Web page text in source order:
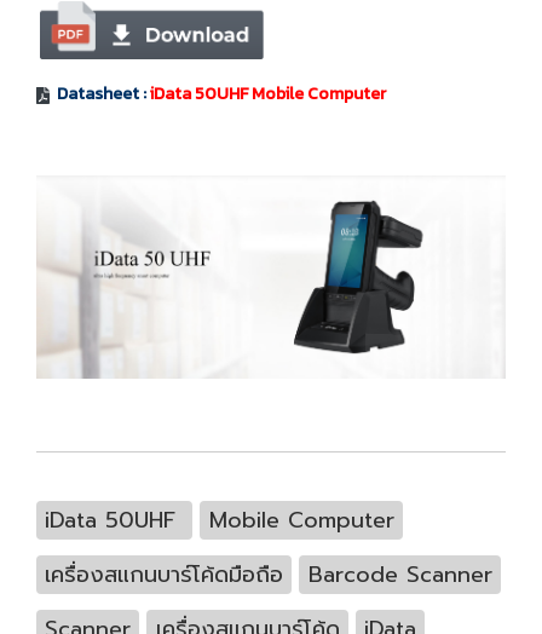
Datasheet :iData 50UHF Mobile Computer
iData 50UHF
Mobile Computer
เครื่องสแกนบาร์โค้ดมือถือ
Barcode Scanner